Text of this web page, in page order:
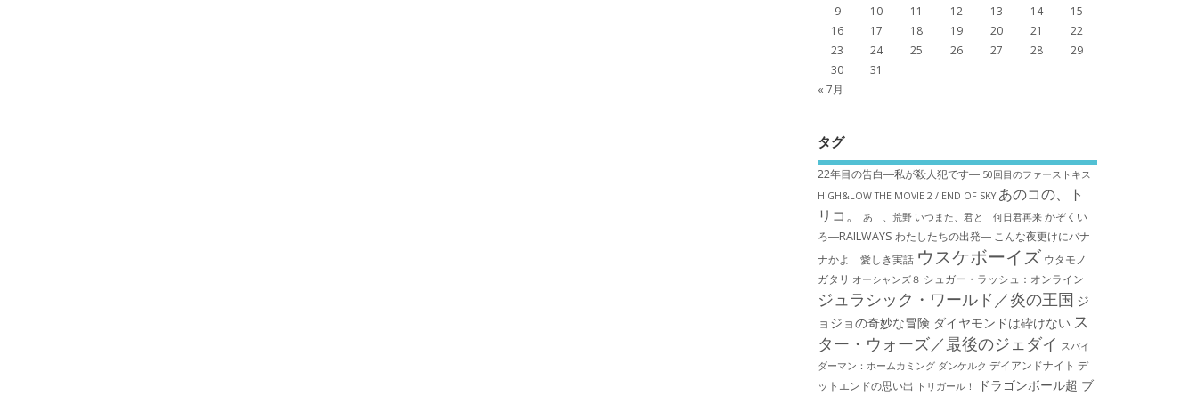
9
10 11 12 13 14
15
16
17 18 19 20 21
22
23
24 25 26 27 28
29
30
31
« 7月
タグ
22年目の告白―私が殺人犯です― 50回目のファーストキス
HiGH&LOW THE MOVIE 2 / END OF SKY あのコの、ト
リコ。
あゝ、荒野 いつまた、君と 何日君再来 かぞくい
ろ―RAILWAYS わたしたちの出発― こんな夜更けにバナ
ナかよ 愛しき実話 ウスケボーイズ ウタモノ
ガタリ オーシャンズ８ シュガー・ラッシュ：オ​ンライン
ジュラシック・ワールド／炎の王国 ジ
ョジョの奇妙な冒険 ダイヤモンドは砕けない ス
ター・ウォーズ／最後のジェダイ スパイ
ダーマン：ホームカミング ダンケルク デイアンドナイト デ
ットエンドの思い出
トリガール！ ドラゴンボール超 ブ